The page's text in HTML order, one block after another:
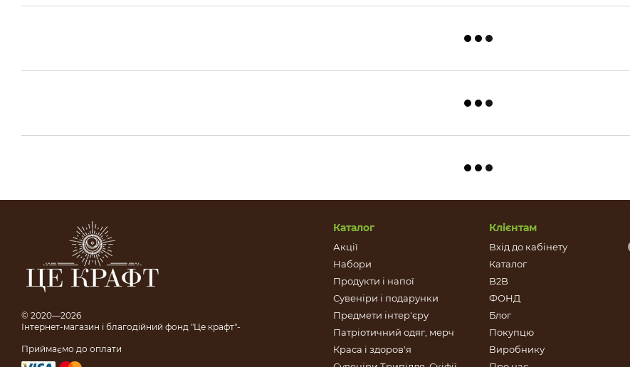
© 2020—2026
Інтернет-магазин і благодійний фонд "Це крафт"-
Приймаємо до оплати
Каталог
Акції
Набори
Продукти і напої
Сувеніри і подарунки
Предмети інтер'єру
Патріотичний одяг, мерч
Краса і здоров'я
Клієнтам
Вхід до кабінету
Каталог
B2B
ФОНД
Блог
Покупцю
Виробнику